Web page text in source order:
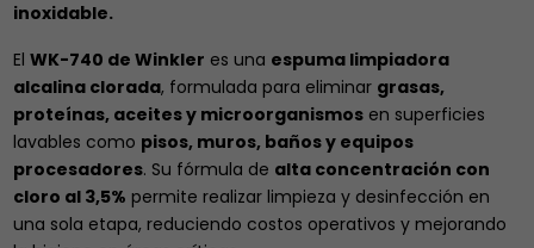
inoxidable.
El WK-740 de Winkler es una espuma limpiadora
alcalina clorada, formulada para eliminar grasas,
proteínas, aceites y microorganismosen superficies
lavables como pisos, muros, baños y equipos
procesadores. Su fórmula de alta concentración con
cloro al 3,5% permite realizar limpieza y desinfección en
una sola etapa, reduciendo costos operativos y mejorando